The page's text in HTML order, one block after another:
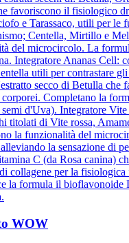
favoriscono il fisiologico
e Tarassaco, utili per le
Centella, Mirtillo e
del microcircolo. La
Integratore Ananas Cell:
utili per contrastare
secco di Betulla che
Completano la
d'Uva). Integratore Vite
titolati di Vite rossa,
la funzionalità del
la sensazione di
C (da Rosa canina)
collagene per la fisiologica
la formula il bioflavonoide
WOW